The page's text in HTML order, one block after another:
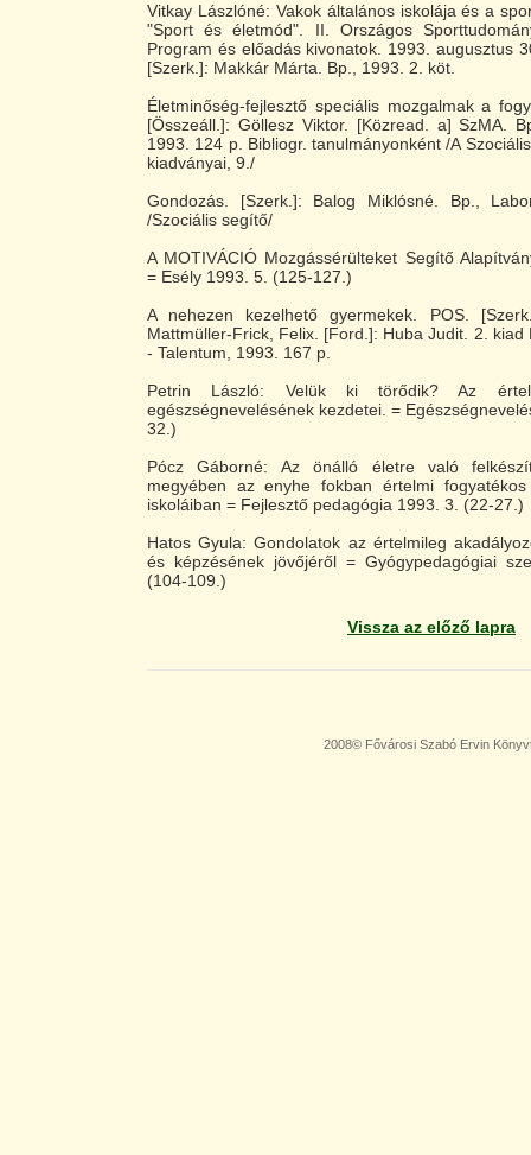
Vitkay Lászlóné: Vakok általános iskolája és a
"Sport és életmód". II. Országos
Program és előadás kivonatok. 1993. augusztus
[Szerk.]: Makkár Márta. Bp., 1993. 2. köt.
Életminőség-fejlesztő speciális mozgalmak a
[Összeáll.]: Göllesz Viktor. [Közread. a] SzMA.
1993. 124 p. Bibliogr. tanulmányonként /A
kiadványai, 9./
Gondozás. [Szerk.]: Balog Miklósné. Bp.,
/Szociális segítő/
A MOTIVÁCIÓ Mozgássérülteket Segítő
= Esély 1993. 5. (125-127.)
A nehezen kezelhető gyermekek. POS.
Mattmüller-Frick, Felix. [Ford.]: Huba Judit. 2. kiad
- Talentum, 1993. 167 p.
Petrin László: Velük ki törődik? Az
egészségnevelésének kezdetei. =
32.)
Pócz Gáborné: Az önálló életre való
megyében az enyhe fokban értelmi
iskoláiban = Fejlesztő pedagógia 1993. 3. (22-27.)
Hatos Gyula: Gondolatok az értelmileg
és képzésének jövőjéről = Gyógypedagógiai
(104-109.)
Vissza az előző lapra
2008© Fővárosi Szabó Ervin